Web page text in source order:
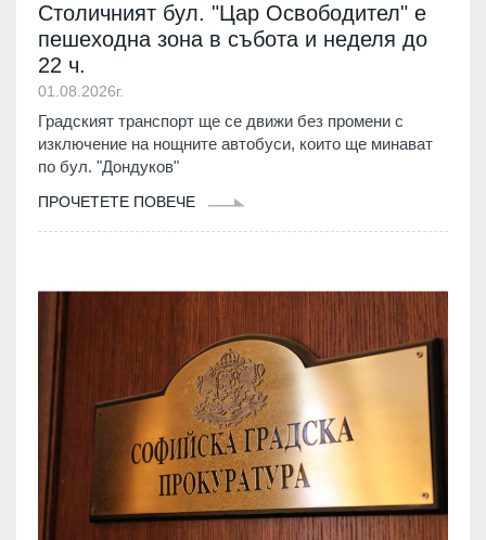
Столичният бул. "Цар Освободител" е
пешеходна зона в събота и неделя до
22 ч.
01.08.2026г.
Градският транспорт ще се движи без промени с
изключение на нощните автобуси, които ще минават
по бул. "Дондуков"
ПРОЧЕТЕТЕ ПОВЕЧЕ